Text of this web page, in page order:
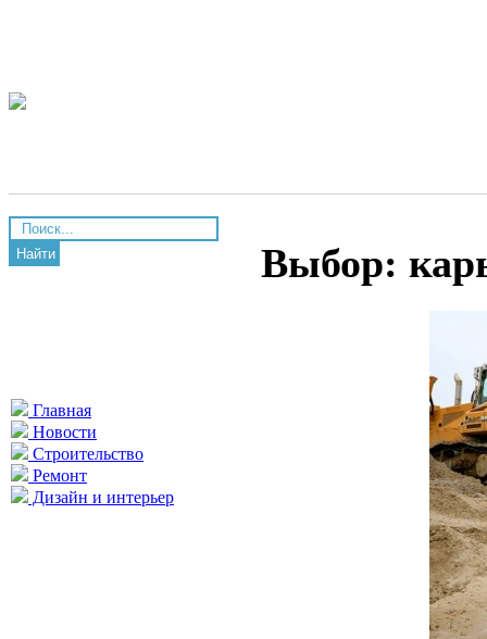
Найти
Главная
Новости
Строительство
Ремонт
Дизайн и интерьер
Выбор: